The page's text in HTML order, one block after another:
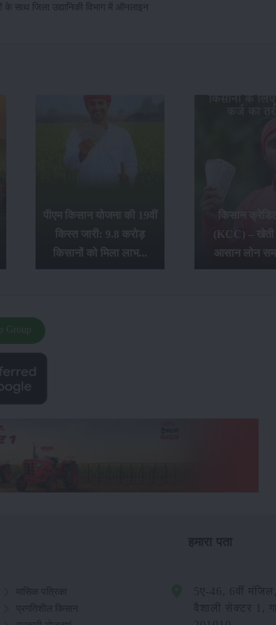
साथ जिला उद्यानिकी विभाग में ऑनलाइन
पीएम किसान योजना की 19वीं
किस्त जारी: 9.8 करोड़
किसानों को मिला लाभ...
किसान क्रेडिट
(KCC) – खेती
आसान लोन
Group